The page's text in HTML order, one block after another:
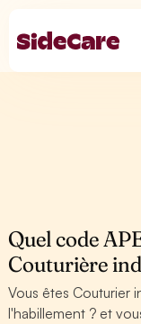
Quel code
Couturière
Vous êtes Couturier
l'habillement ? et